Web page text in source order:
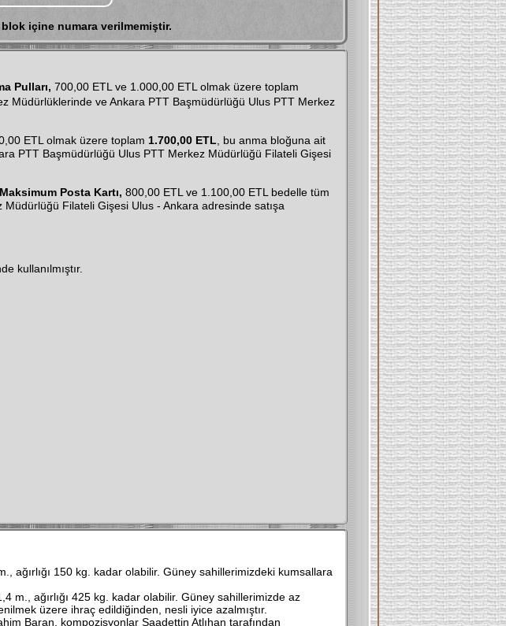
blok içine numara verilmemiştir.
Pulları, 700,00 ETL ve 1.000,00 ETL olmak üzere toplam
Müdürlüklerinde ve Ankara PTT Başmüdürlüğü Ulus PTT Merkez
ETL olmak üzere toplam 1.700,00 ETL , bu anma bloğuna ait
PTT Başmüdürlüğü Ulus PTT Merkez Müdürlüğü Filateli Gişesi
Posta Kartı, 800,00 ETL ve 1.100,00 ETL bedelle tüm
Filateli Gişesi Ulus - Ankara adresinde satışa
kullanılmıştır.
ağırlığı 150 kg. kadar olabilir. Güney sahillerimizdeki kumsallara
m., ağırlığı 425 kg. kadar olabilir. Güney sahillerimizde az
üzere ihraç edildiğinden, nesli iyice azalmıştır.
Baran, kompozisyonlar Saadettin Atlıhan tarafından